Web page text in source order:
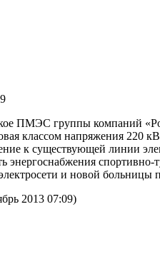
ПМЭС группы компаний
классом напряжения 220
к существующей линии
энергоснабжения спортивно-
и новой больницы
2013 07:09)